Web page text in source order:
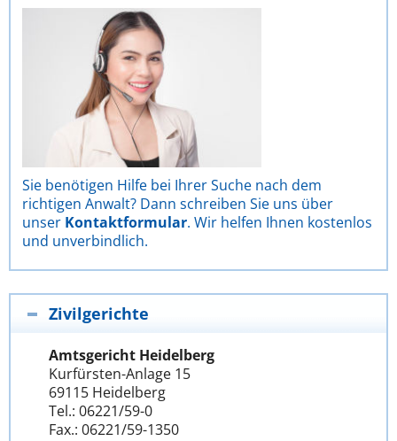
Sie benötigen Hilfe bei Ihrer Suche nach dem
richtigen Anwalt? Dann schreiben Sie uns über
unser Kontaktformular. Wir helfen Ihnen kostenlos
und unverbindlich.
Zivilgerichte
Amtsgericht Heidelberg
Kurfürsten-Anlage 15
69115 Heidelberg
Tel.: 06221/59-0
Fax.: 06221/59-1350